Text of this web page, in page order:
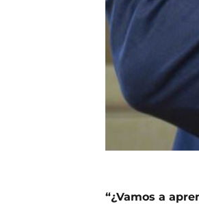
“¿Vamos a